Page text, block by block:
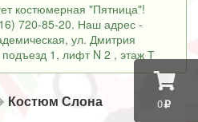
0
костюмерная "Пятница"!
720-85-20. Наш адрес -
ул. Дмитрия
1, лифт N 2 , этаж Т
Костюм Слона